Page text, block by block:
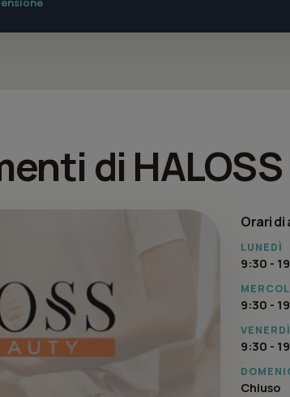
di HALOSS
Orari
LUNEDÌ
9:30 -
9:30 -
VENERDÌ
9:30 -
Chiuso